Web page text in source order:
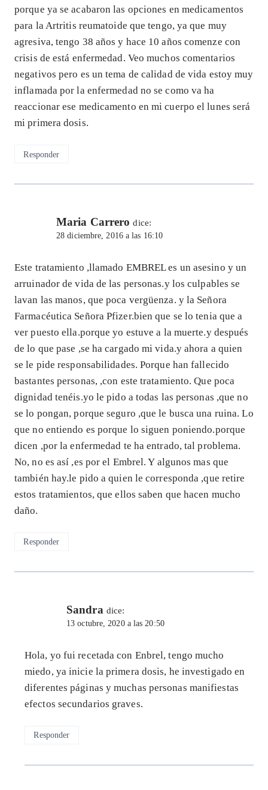
porque ya se acabaron las opciones en medicamentos
para la Artritis reumatoide que tengo, ya que muy
agresiva, tengo 38 años y hace 10 años comenze con
crisis de está enfermedad. Veo muchos comentarios
negativos pero es un tema de calidad de vida estoy muy
inflamada por la enfermedad no se como va ha
reaccionar ese medicamento en mi cuerpo el lunes será
mi primera dosis.
Responder
Maria Carrero dice:
28 diciembre, 2016 a las 16:10
Este tratamiento ,llamado EMBREL es un asesino y un
arruinador de vida de las personas.y los culpables se
lavan las manos, que poca vergüenza. y la Señora
Farmacéutica Señora Pfizer.bien que se lo tenia que a
ver puesto ella.porque yo estuve a la muerte.y después
de lo que pase ,se ha cargado mi vida.y ahora a quien
se le pide responsabilidades. Porque han fallecido
bastantes personas, ,con este tratamiento. Que poca
dignidad tenéis.yo le pido a todas las personas ,que no
se lo pongan, porque seguro ,que le busca una ruina. Lo
que no entiendo es porque lo siguen poniendo.porque
dicen ,por la enfermedad te ha entrado, tal problema.
No, no es así ,es por el Embrel. Y algunos mas que
también hay.le pido a quien le corresponda ,que retire
estos tratamientos, que ellos saben que hacen mucho
daño.
Responder
Sandra dice:
13 octubre, 2020 a las 20:50
Hola, yo fui recetada con Enbrel, tengo mucho
miedo, ya inicie la primera dosis, he investigado en
diferentes páginas y muchas personas manifiestas
efectos secundarios graves.
Responder